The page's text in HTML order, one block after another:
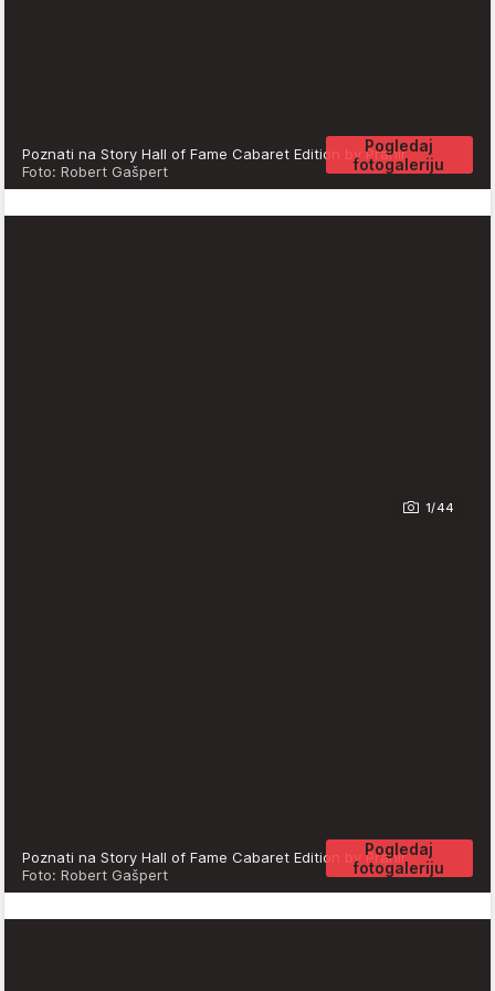
Pogledaj
fotogaleriju
Poznati na Story Hall of Fame Cabaret Edition by Prahir
Foto: Robert Gašpert
1/44
Pogledaj
fotogaleriju
Poznati na Story Hall of Fame Cabaret Edition by Prahir
Foto: Robert Gašpert